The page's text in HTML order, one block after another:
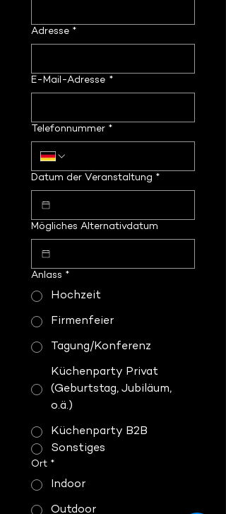
Adresse *
E-Mail-Adresse *
Telefonnummer *
Datum der Veranstaltung *
Mögliches Alternativdatum
Anlass *
Hochzeit
Firmenfeier
Tagung/Konferenz
Küchenparty Privat
(Geburtstag, Jubiläum,
o.ä.)
Küchenparty B2B
Sonstiges
Ort *
Indoor
Outdoor